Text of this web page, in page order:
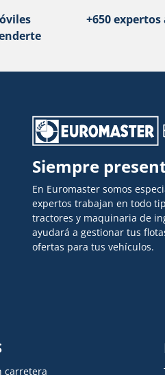
+650
Siempre
En Euromaster somos
expertos trabajan en todo
tractores y maquinaria de
ayudará a gestionar tus
ofertas para tus vehículos.
carretera